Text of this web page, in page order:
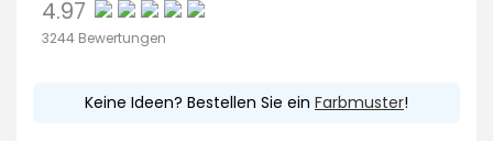
4.97
3244 Bewertungen
Keine Ideen? Bestellen Sie ein Farbmuster!